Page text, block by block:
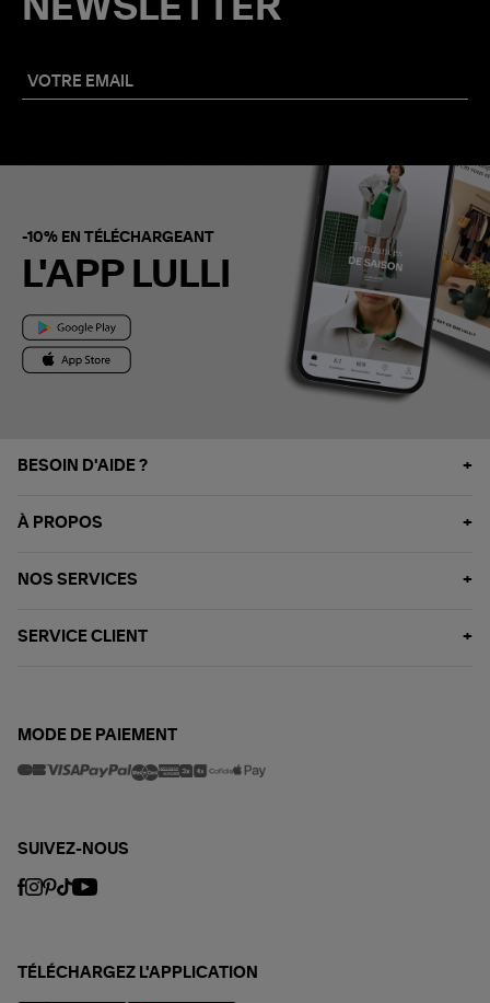
NEWSLETTER
-10% EN TÉLÉCHARGEANT
L'APP LULLI
BESOIN D'AIDE ?
À PROPOS
NOS SERVICES
SERVICE CLIENT
MODE DE PAIEMENT
SUIVEZ-NOUS
TÉLÉCHARGEZ L'APPLICATION